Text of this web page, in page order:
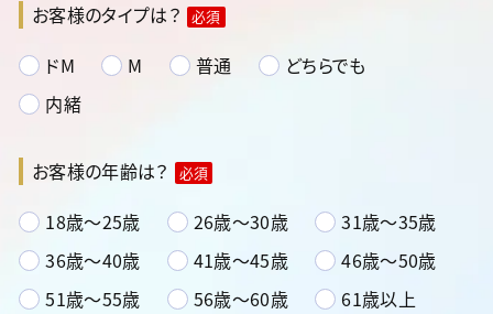
お客様のタイプは？ 必須
ドM M 普通
どちらでも
内緒
お客様の年齢は？ 必須
18歳～25歳 26歳～30歳
31歳～35歳
36歳～40歳
41歳～45歳
46歳～50歳
51歳～55歳
56歳～60歳 61歳以上